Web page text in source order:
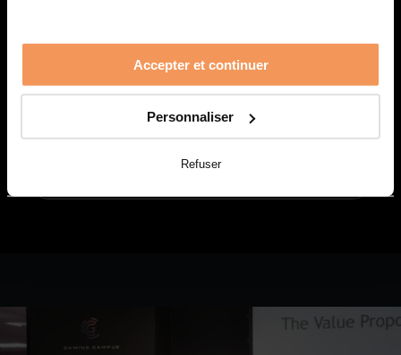
Accepter et continuer
Personnaliser
Refuser
5 ANS
DOCUMENTATION